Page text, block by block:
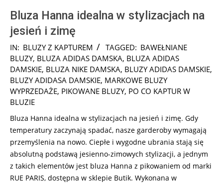
Bluza Hanna idealna w stylizacjach na
jesień i zimę
2024-
10-
19
IN: BLUZY Z KAPTUREM TAGGED: BAWEŁNIANE
BLUZY, BLUZA ADIDAS DAMSKA, BLUZA ADIDAS
DAMSKIE, BLUZA NIKE DAMSKA, BLUZY ADIDAS DAMSKIE,
BLUZY ADIDASA DAMSKIE, MARKOWE BLUZY
WYPRZEDAŻE, PIKOWANE BLUZY, PO CO KAPTUR W
BLUZIE
Bluza Hanna idealna w stylizacjach na jesień i zimę. Gdy
temperatury zaczynają spadać, nasze garderoby wymagają
przemyślenia na nowo. Ciepłe i wygodne ubrania stają się
absolutną podstawą jesienno-zimowych stylizacji, a jednym
z takich elementów jest bluza Hanna z pikowaniem od marki
RUE PARIS, dostępna w sklepie Butik. Wykonana w